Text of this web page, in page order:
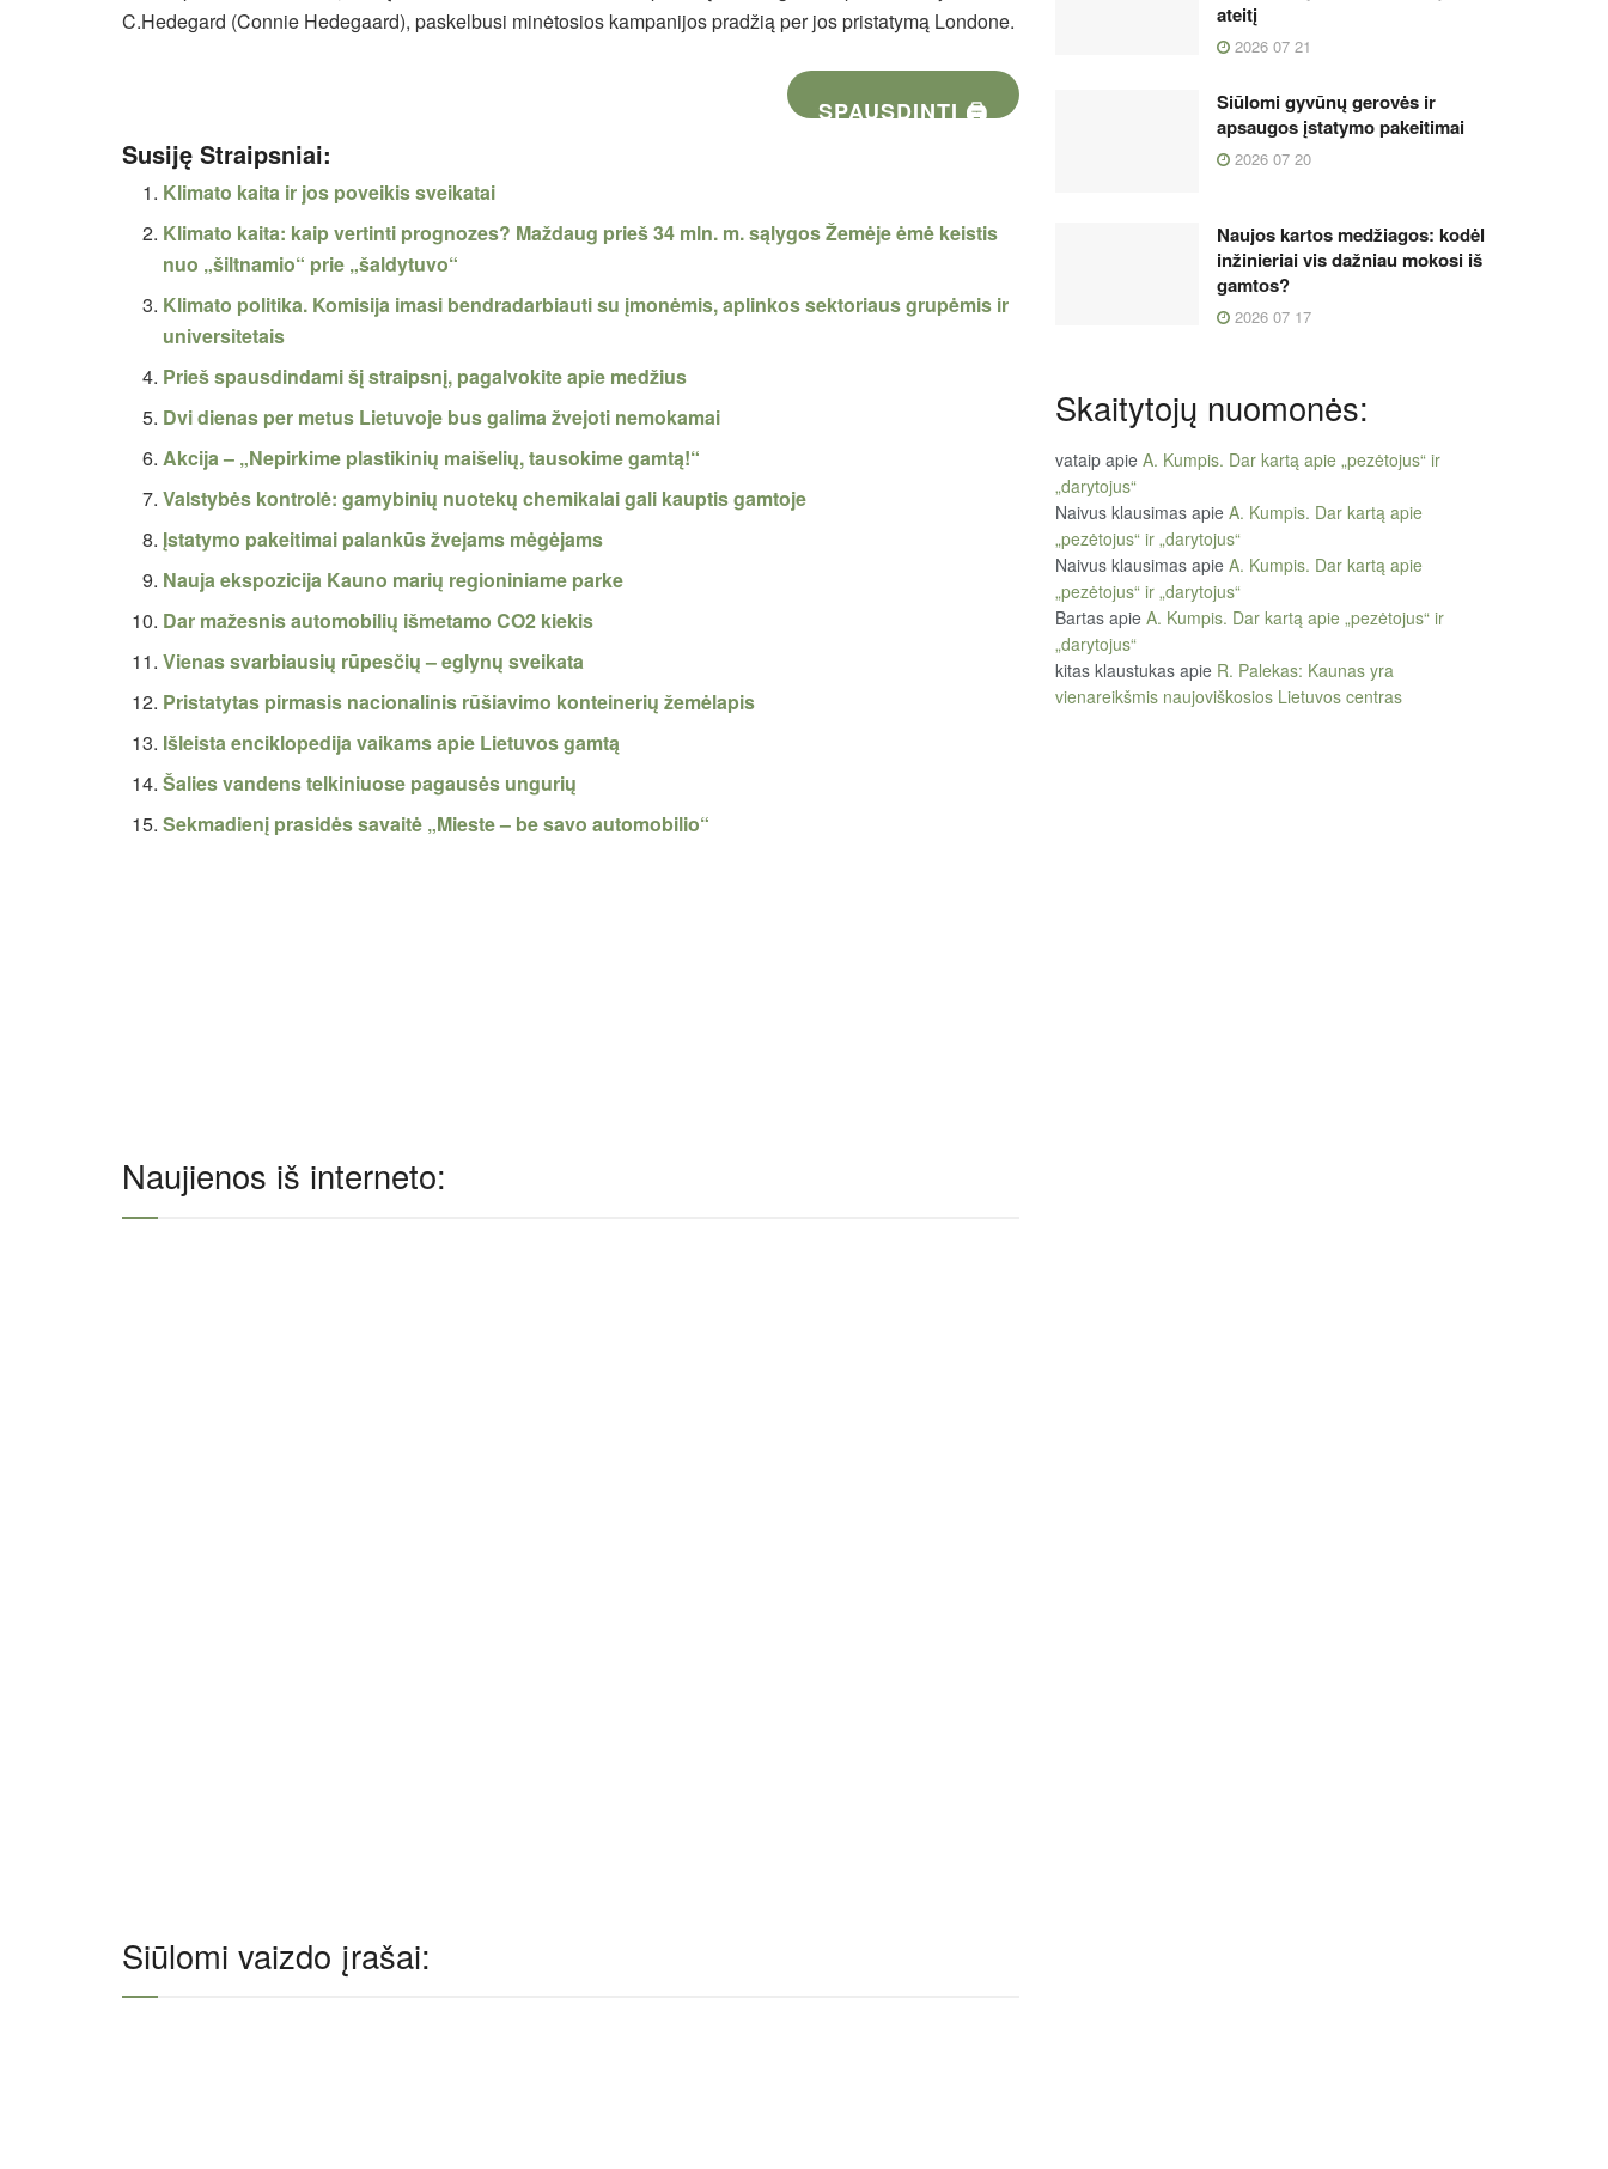
C.Hedegard (Connie Hedegaard), paskelbusi minėtosios kampanijos pradžią per jos pristatymą Londone.
SPAUSDINTI 🖨
Susiję Straipsniai:
Klimato kaita ir jos poveikis sveikatai
Klimato kaita: kaip vertinti prognozes? Maždaug prieš 34 mln. m. sąlygos Žemėje ėmė keistis
nuo „šiltnamio“ prie „šaldytuvo“
Klimato politika. Komisija imasi bendradarbiauti su įmonėmis, aplinkos sektoriaus grupėmis ir
universitetais
Prieš spausdindami šį straipsnį, pagalvokite apie medžius
Dvi dienas per metus Lietuvoje bus galima žvejoti nemokamai
Akcija – „Nepirkime plastikinių maišelių, tausokime gamtą!“
Valstybės kontrolė: gamybinių nuotekų chemikalai gali kauptis gamtoje
Įstatymo pakeitimai palankūs žvejams mėgėjams
Nauja ekspozicija Kauno marių regioniniame parke
Dar mažesnis automobilių išmetamo CO2 kiekis
Vienas svarbiausių rūpesčių – eglynų sveikata
Pristatytas pirmasis nacionalinis rūšiavimo konteinerių žemėlapis
Išleista enciklopedija vaikams apie Lietuvos gamtą
Šalies vandens telkiniuose pagausės ungurių
Sekmadienį prasidės savaitė „Mieste – be savo automobilio“
Naujienos iš interneto:
Siūlomi vaizdo įrašai:
ateitį
2026 07 21
Siūlomi gyvūnų gerovės ir
apsaugos įstatymo pakeitimai
2026 07 20
Naujos kartos medžiagos: kodėl
inžinieriai vis dažniau mokosi iš
gamtos?
2026 07 17
Skaitytojų nuomonės:
vataip apie A. Kumpis. Dar kartą apie „pezėtojus“ ir
„darytojus“
Naivus klausimas apie A. Kumpis. Dar kartą apie
„pezėtojus“ ir „darytojus“
Naivus klausimas apie A. Kumpis. Dar kartą apie
„pezėtojus“ ir „darytojus“
Bartas apie A. Kumpis. Dar kartą apie „pezėtojus“ ir
„darytojus“
kitas klaustukas apie R. Palekas: Kaunas yra
vienareikšmis naujoviškosios Lietuvos centras